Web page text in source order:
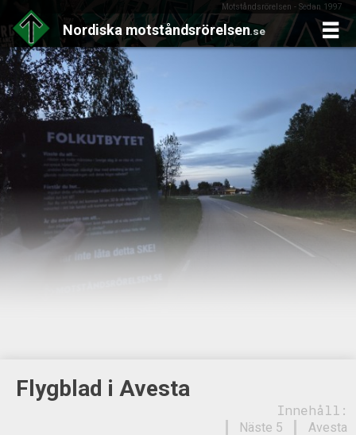
Motståndsrörelsen - Sedan 1997
Nordiska motståndsrörelsen.se
Flygblad i Avesta
Innehåll:
Avesta
Näste 5